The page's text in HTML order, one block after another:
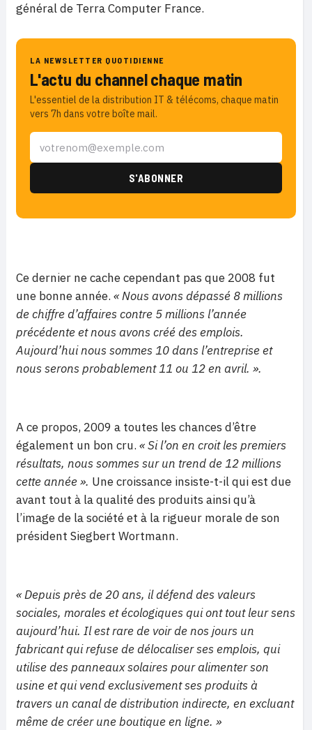
général de Terra Computer France.
LA NEWSLETTER QUOTIDIENNE
L'actu du channel chaque matin
L'essentiel de la distribution IT & télécoms, chaque matin
vers 7h dans votre boîte mail.
Ce dernier ne cache cependant pas que 2008 fut
une bonne année. « Nous avons dépassé 8 millions
de chiffre d’affaires contre 5 millions l’année
précédente et nous avons créé des emplois.
Aujourd’hui nous sommes 10 dans l’entreprise et
nous serons probablement 11 ou 12 en avril. ».
A ce propos, 2009 a toutes les chances d’être
également un bon cru. « Si l’on en croit les premiers
résultats, nous sommes sur un trend de 12 millions
cette année ». Une croissance insiste-t-il qui est due
avant tout à la qualité des produits ainsi qu’à
l’image de la société et à la rigueur morale de son
président Siegbert Wortmann.
« Depuis près de 20 ans, il défend des valeurs
sociales, morales et écologiques qui ont tout leur sens
aujourd’hui. Il est rare de voir de nos jours un
fabricant qui refuse de délocaliser ses emplois, qui
utilise des panneaux solaires pour alimenter son
usine et qui vend exclusivement ses produits à
travers un canal de distribution indirecte, en excluant
même de créer une boutique en ligne. »